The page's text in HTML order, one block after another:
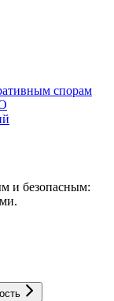
спорам
и безопасным: